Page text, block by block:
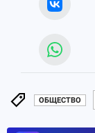
ОБЩЕСТВО